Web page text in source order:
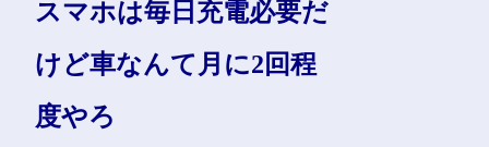
スマホは毎日充電必要だ
けど車なんて月に2回程
度やろ